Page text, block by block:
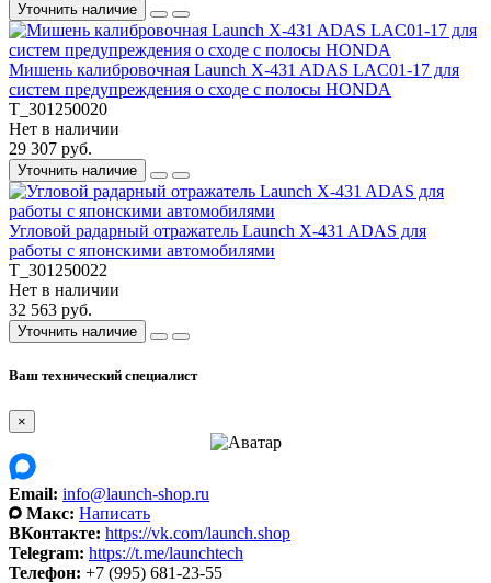
Уточнить наличие
Мишень калибровочная Launch X-431 ADAS LAC01-17 для
систем предупреждения о сходе с полосы HONDA
T_301250020
Нет в наличии
29 307 руб.
Уточнить наличие
Угловой радарный отражатель Launch X-431 ADAS для
работы с японскими автомобилями
T_301250022
Нет в наличии
32 563 руб.
Уточнить наличие
Ваш технический специалист
×
Email: info@launch-shop.ru
Макс: Написать
ВКонтакте: https://vk.com/launch.shop
Telegram: https://t.me/launchtech
Телефон: +7 (995) 681-23-55